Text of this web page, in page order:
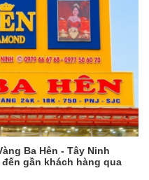
Ba Hên - Tây Ninh
gần khách hàng qua